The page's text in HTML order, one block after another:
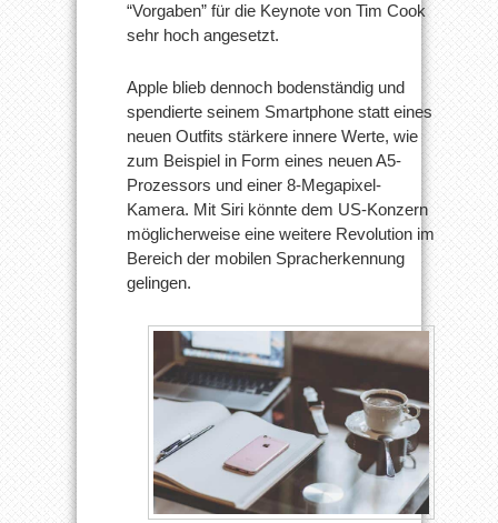
“Vorgaben” für die Keynote von Tim Cook
sehr hoch angesetzt.
Apple blieb dennoch bodenständig und
spendierte seinem Smartphone statt eines
neuen Outfits stärkere innere Werte, wie
zum Beispiel in Form eines neuen A5-
Prozessors und einer 8-Megapixel-
Kamera. Mit Siri könnte dem US-Konzern
möglicherweise eine weitere Revolution im
Bereich der mobilen Spracherkennung
gelingen.